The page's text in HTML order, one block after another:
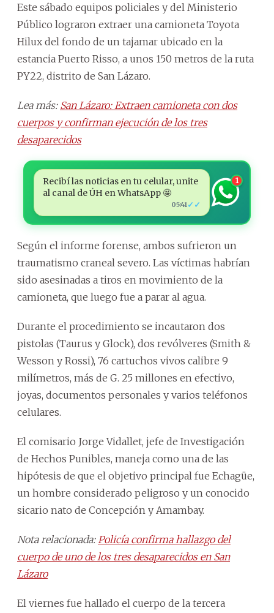
Este sábado equipos policiales y del Ministerio
Público lograron extraer una camioneta Toyota
Hilux del fondo de un tajamar ubicado en la
estancia Puerto Risso, a unos 150 metros de la ruta
PY22, distrito de San Lázaro.
Lea más: San Lázaro: Extraen camioneta con dos
cuerpos y confirman ejecución de los tres
desaparecidos
Recibí las noticias en tu celular, unite
al canal de ÚH en WhatsApp 🤩
05:41 ✓✓
1
Según el informe forense, ambos sufrieron un
traumatismo craneal severo. Las víctimas habrían
sido asesinadas a tiros en movimiento de la
camioneta, que luego fue a parar al agua.
Durante el procedimiento se incautaron dos
pistolas (Taurus y Glock), dos revólveres (Smith &
Wesson y Rossi), 76 cartuchos vivos calibre 9
milímetros, más de G. 25 millones en efectivo,
joyas, documentos personales y varios teléfonos
celulares.
El comisario Jorge Vidallet, jefe de Investigación
de Hechos Punibles, maneja como una de las
hipótesis de que el objetivo principal fue Echagüe,
un hombre considerado peligroso y un conocido
sicario nato de Concepción y Amambay.
Nota relacionada: Policía confirma hallazgo del
cuerpo de uno de los tres desaparecidos en San
Lázaro
El viernes fue hallado el cuerpo de la tercera